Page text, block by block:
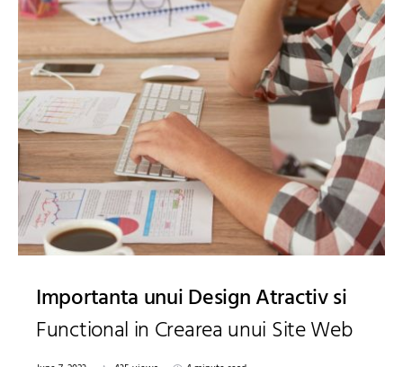
Importanta unui Design Atractiv si
Functional in Crearea unui Site Web